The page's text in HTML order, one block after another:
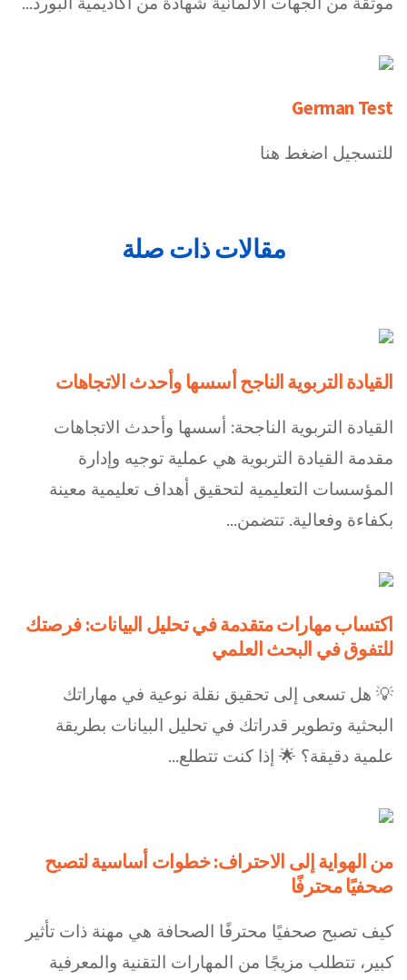
German Test
للتسجيل اضغط هنا
مقالات ذات صلة
القيادة التربوية الناجح أسسها وأحدث الاتجاهات
القيادة التربوية الناجحة: أسسها وأحدث الاتجاهات
مقدمة القيادة التربوية هي عملية توجيه وإدارة
المؤسسات التعليمية لتحقيق أهداف تعليمية معينة
بكفاءة وفعالية. تتضمن...
اكتساب مهارات متقدمة في تحليل البيانات: فرصتك
للتفوق في البحث العلمي
💡 هل تسعى إلى تحقيق نقلة نوعية في مهاراتك
البحثية وتطوير قدراتك في تحليل البيانات بطريقة
علمية دقيقة؟ 🌟 إذا كنت تتطلع...
من الهواية إلى الاحتراف: خطوات أساسية لتصبح
صحفيًا محترفًا
كيف تصبح صحفيًا محترفًا الصحافة هي مهنة ذات تأثير
كبير، تتطلب مزيجًا من المهارات التقنية والمعرفية